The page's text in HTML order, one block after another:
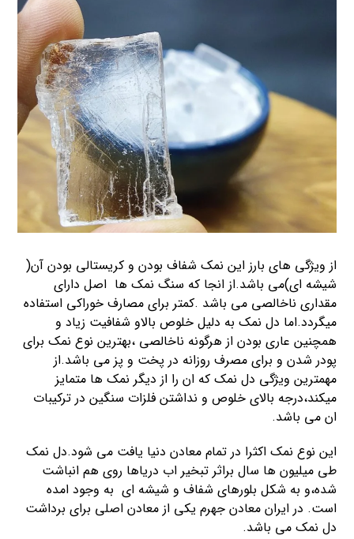
از ویژگی های بارز این نمک شفاف بودن و کریستالی بودن آن(
شیشه ای)می باشد.از انجا که سنگ نمک ها اصل دارای
مقداری ناخالصی می باشد .کمتر برای مصارف خوراکی استفاده
میگردد.اما دل نمک به دلیل خلوص بالاو شفافیت زیاد و
همچنین عاری بودن از هرگونه ناخالصی ،بهترین نوع نمک برای
پودر شدن و برای مصرف روزانه در پخت و پز می باشد.از
مهمترین ویژگی دل نمک که ان را از دیگر نمک ها متمایز
میکند،درجه بالای خلوص و نداشتن فلزات سنگین در ترکیبات
ان می باشد.
این نوع نمک اکثرا در تمام معادن دنیا یافت می شود.دل نمک
طی میلیون ها سال براثر تبخیر اب دریاها روی هم انباشت
شده،و به شکل بلورهای شفاف و شیشه ای به وجود امده
است. در ایران معادن جهرم یکی از معادن اصلی برای برداشت
دل نمک می باشد.